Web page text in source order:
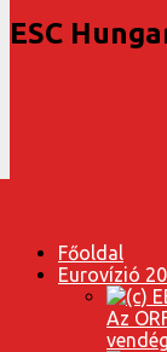
ESC
Főoldal
Eurovízió
Az